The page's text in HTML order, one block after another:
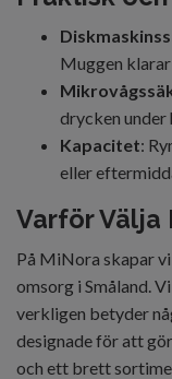
Muggen
drycken under
Kapacitet:
eller
Varför Välja
På MiNora skapar
omsorg i Småland.
verkligen betyder
designade för att
och ett brett